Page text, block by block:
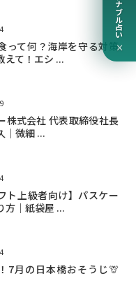
って何？海岸を守る対策
えて！エシ ...
株式会社 代表取締役社長
｜微細 ...
ト上級者向け】パスケー
方｜紙袋屋 ...
7月の日本橋おそうじ🦒
×